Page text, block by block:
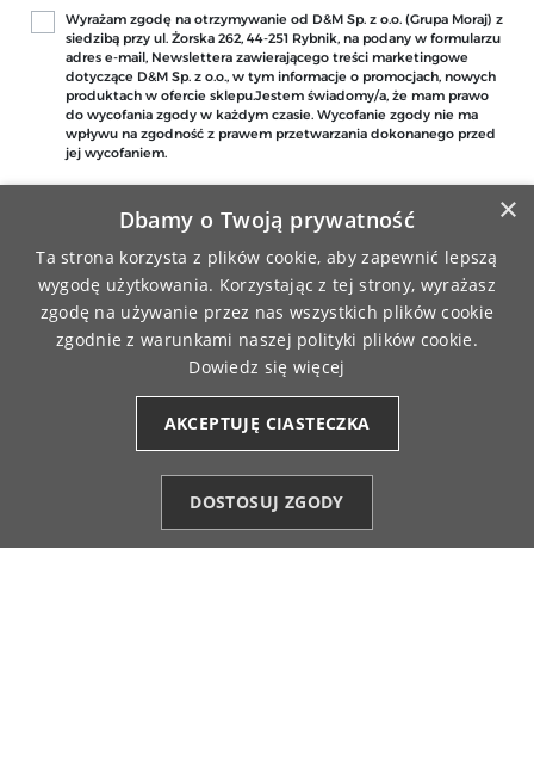
Start
Ulubione (0) Konto
Wyrażam zgodę na otrzymywanie od D&M Sp. z o.o. (Grupa Moraj) z
siedzibą przy ul. Żorska 262, 44-251 Rybnik, na podany w formularzu
adres e-mail, Newslettera zawierającego treści marketingowe
dotyczące D&M Sp. z o.o., w tym informacje o promocjach, nowych
produktach w ofercie sklepu.Jestem świadomy/a, że mam prawo
do wycofania zgody w każdym czasie. Wycofanie zgody nie ma
wpływu na zgodność z prawem przetwarzania dokonanego przed
jej wycofaniem.
DARMOWA WYSYŁKA
PRZY ZAMÓWIENIU JUŻ OD 149 ZŁ
ZAMÓWIENIA REALIZOWANE
SĄ FIRMĄ KURIERSKĄ
×
Dbamy o Twoją prywatność
Ta strona korzysta z plików cookie, aby zapewnić lepszą
wygodę użytkowania. Korzystając z tej strony, wyrażasz
zgodę na używanie przez nas wszystkich plików cookie
zgodnie z warunkami naszej polityki plików cookie.
Dowiedz się więcej
AKCEPTUJĘ CIASTECZKA
DOSTOSUJ ZGODY